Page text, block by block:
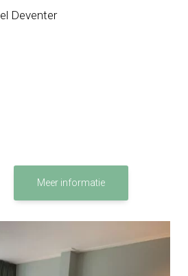
Deventer
Meer informatie